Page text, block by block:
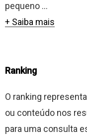
pequeno ...
+ Saiba mais
Ranking
O ranking
ou conteúdo nos
para uma consulta